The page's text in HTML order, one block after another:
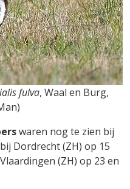
fulva, Waal en Burg,
waren nog te zien bij
Dordrecht (ZH) op 15
(ZH) op 23 en